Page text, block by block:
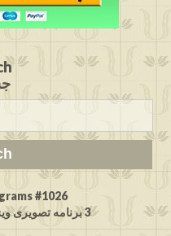
#1026
3 برنامه تصویری ویژه پیامهای تلفنی بینندگان